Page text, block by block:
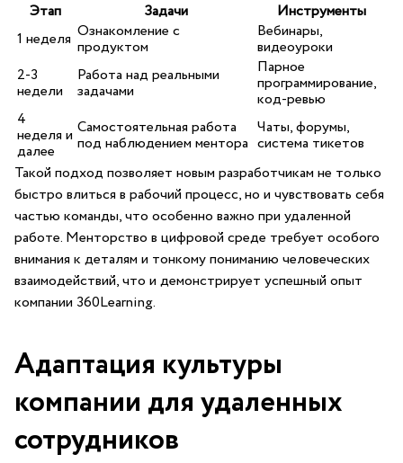
Этап Задачи
Инструменты
1 ⁣неделя Ознакомление с
продуктом
Вебинары,⁤
видеоуроки
2-3
недели
Работа над реальными
задачами
Парное‍
программирование,
⁢код-ревью
4
неделя и
далее
Самостоятельная работа
под наблюдением ментора
Чаты, ⁣форумы,
система⁤ тикетов
Такой подход позволяет новым разработчикам не только
быстро⁤ влиться в⁢ рабочий процесс,‍ но и чувствовать себя
частью команды, ​что особенно ‌важно при удаленной​
работе. Менторство в цифровой среде требует особого
внимания к деталям‍ и тонкому пониманию человеческих
взаимодействий, что и демонстрирует успешный ⁣опыт
компании 360Learning.
Адаптация ⁤культуры
компании для удаленных
‍сотрудников